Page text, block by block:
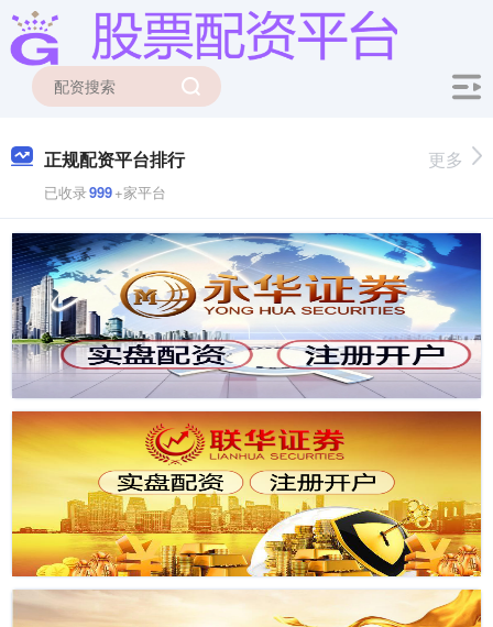
正规配资平台排行
已收录999+家平台
更多